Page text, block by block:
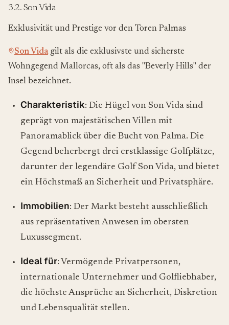
3.2. Son Vida
Exklusivität und Prestige vor den Toren Palmas
Son Vidagilt als die exklusivste und sicherste
Wohngegend Mallorcas, oft als das "Beverly Hills" der
Insel bezeichnet.
Charakteristik: Die Hügel von Son Vida sind
geprägt von majestätischen Villen mit
Panoramablick über die Bucht von Palma. Die
Gegend beherbergt drei erstklassige Golfplätze,
darunter der legendäre Golf Son Vida, und bietet
ein Höchstmaß an Sicherheit und Privatsphäre.
Immobilien: Der Markt besteht ausschließlich
aus repräsentativen Anwesen im obersten
Luxussegment.
Ideal für: Vermögende Privatpersonen,
internationale Unternehmer und Golfliebhaber,
die höchste Ansprüche an Sicherheit, Diskretion
und Lebensqualität stellen.